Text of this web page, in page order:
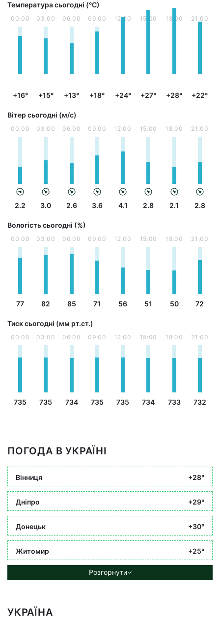
Температура сьогодні (°С)
00:00
+16°
03:00
+15°
06:00
+13°
09:00
+18°
12:00
+24°
15:00
+27°
18:00
+28°
21:00
+22°
Вітер сьогодні (м/с)
00:00
2.2
03:00
3.0
06:00
2.6
09:00
3.6
12:00
4.1
15:00
2.8
18:00
2.1
21:00
2.8
Вологість сьогодні (%)
00:00
77
03:00
82
06:00
85
09:00
71
12:00
56
15:00
51
18:00
50
21:00
72
Тиск сьогодні (мм рт.ст.)
00:00
735
03:00
735
06:00
734
09:00
735
12:00
735
15:00
734
18:00
733
21:00
732
ПОГОДА В УКРАЇНІ
Вінниця +28°
Дніпро +29°
Донецьк +30°
Житомир +25°
Розгорнути
УКРАЇНА